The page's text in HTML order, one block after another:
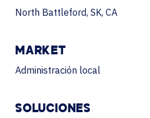
North Battleford, SK, CA
MARKET
Administración local
SOLUCIONES